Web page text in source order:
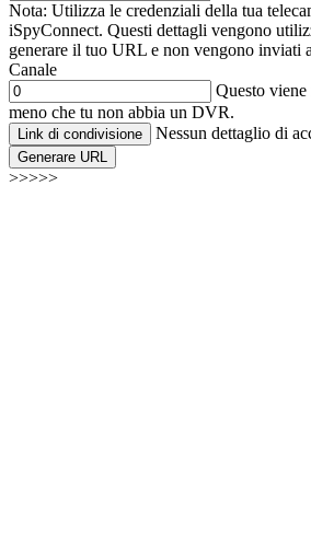
Nota: Utilizza le credenziali della tua
iSpyConnect. Questi dettagli vengono
generare il tuo URL e non vengono inviati
Canale
Questo viene
meno che tu non abbia un DVR.
Link di condivisione Nessun dettaglio di
Generare URL
>>>>>